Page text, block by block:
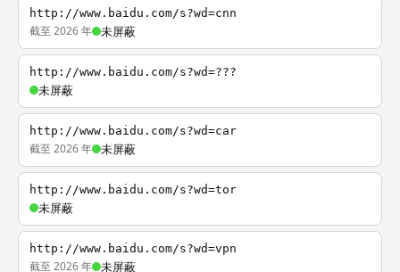
http://www.baidu.com/s?wd=cnn
截至 2026 年 未屏蔽
http://www.baidu.com/s?wd=???
未屏蔽
http://www.baidu.com/s?wd=car
截至 2026 年 未屏蔽
http://www.baidu.com/s?wd=tor
未屏蔽
http://www.baidu.com/s?wd=vpn
截至 2026 年 未屏蔽